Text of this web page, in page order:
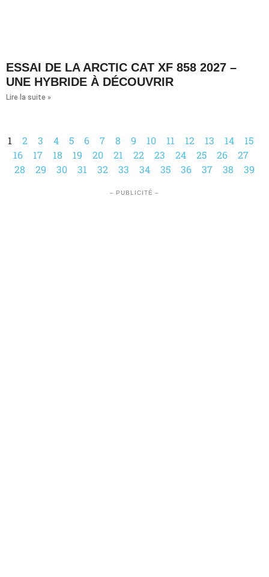
ESSAI DE LA ARCTIC CAT XF 858 2027 –
UNE HYBRIDE À DÉCOUVRIR
Lire la suite »
1 2 3 4 5 6 7 8 9 10 11 12 13 14
15
16
17 18 19 20 21 22 23 24 25 26
27
28
29 30 31 32 33 34 35 36 37 38 39
– PUBLICITÉ –